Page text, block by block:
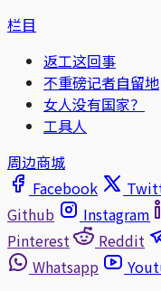
栏目
返工这回事
不重磅记者自留地
女人没有国家？
工具人
周边商城
Facebook
Github
Instagram
Pinterest
Reddit
Whatsapp